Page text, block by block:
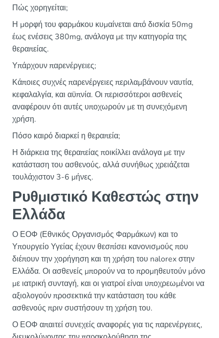
Πώς χορηγείται;
Η μορφή του φαρμάκου κυμαίνεται από δισκία 50mg
έως ενέσεις 380mg, ανάλογα με την κατηγορία της
θεραπείας.
Υπάρχουν παρενέργειες;
Κάποιες συχνές παρενέργειες περιλαμβάνουν ναυτία,
κεφαλαλγία, και αϋπνία. Οι περισσότεροι ασθενείς
αναφέρουν ότι αυτές υποχωρούν με τη συνεχόμενη
χρήση.
Πόσο καιρό διαρκεί η θεραπεία;
Η διάρκεια της θεραπείας ποικίλλει ανάλογα με την
κατάσταση του ασθενούς, αλλά συνήθως χρειάζεται
τουλάχιστον 3-6 μήνες.
Ρυθμιστικό Καθεστώς στην
Ελλάδα
Ο ΕΟΦ (Εθνικός Οργανισμός Φαρμάκων) και το
Υπουργείο Υγείας έχουν θεσπίσει κανονισμούς που
διέπουν την χορήγηση και τη χρήση του nalorex στην
Ελλάδα. Οι ασθενείς μπορούν να το προμηθευτούν μόνο
με ιατρική συνταγή, και οι γιατροί είναι υποχρεωμένοι να
αξιολογούν προσεκτικά την κατάσταση του κάθε
ασθενούς πριν συστήσουν τη χρήση του.
Ο ΕΟΦ απαιτεί συνεχείς αναφορές για τις παρενέργειες,